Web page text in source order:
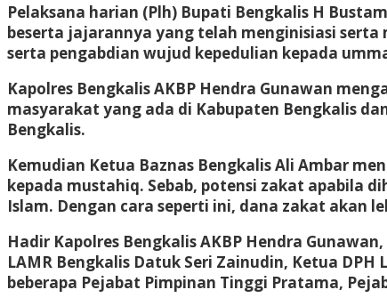
Pelaksana harian (Plh) Bupati Bengkalis H
beserta jajarannya yang telah menginisiasi
serta pengabdian wujud kepedulian kepada
Kapolres Bengkalis AKBP Hendra Gunawan
masyarakat yang ada di Kabupaten Bengkalis
Bengkalis.
Kemudian Ketua Baznas Bengkalis Ali Ambar
kepada mustahiq. Sebab, potensi zakat apabila
Islam. Dengan cara seperti ini, dana zakat akan
Hadir Kapolres Bengkalis AKBP Hendra
LAMR Bengkalis Datuk Seri Zainudin, Ketua
beberapa Pejabat Pimpinan Tinggi Pratama,